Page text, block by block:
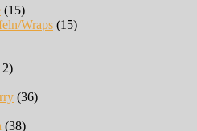
(15)
Wraps (15)
(36)
(38)